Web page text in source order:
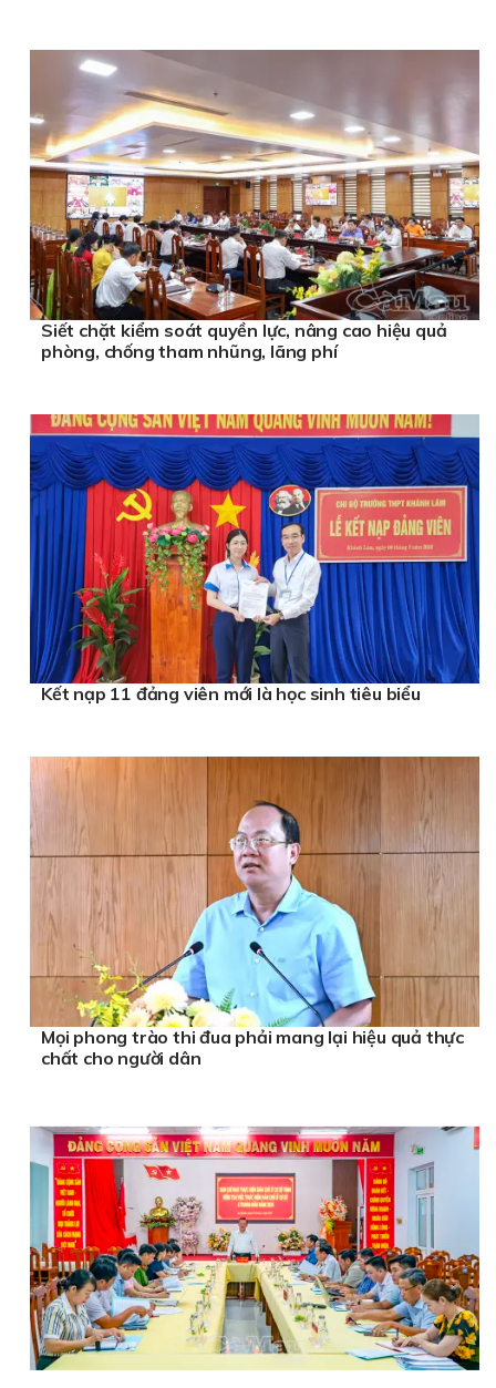
Siết chặt kiểm soát quyền lực, nâng cao hiệu quả
phòng, chống tham nhũng, lãng phí
Kết nạp 11 đảng viên mới là học sinh tiêu biểu
Mọi phong trào thi đua phải mang lại hiệu quả thực
chất cho người dân